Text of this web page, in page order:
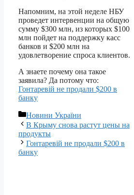
Напомним, на этой неделе НБУ
проведет интервенции на общую
сумму $300 млн, из которых $100
млн пойдет на поддержку касс
банков и $200 млн на
удовлетворение спроса клиентов.
А знаете почему она такое
заявила? Да потому что:
Гонтаревій не продали $200 в
банку
Категорії
Новини України
В Крыму снова растут цены на
продукты
Гонтаревій не продали $200 в
банку